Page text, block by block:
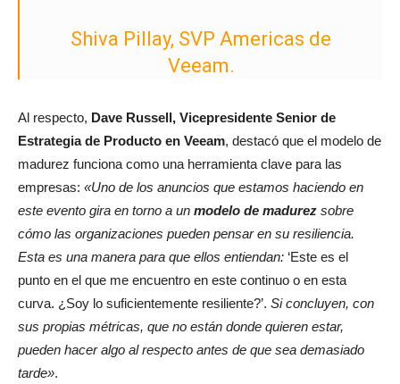
Shiva Pillay, SVP Americas de
Veeam.
Al respecto, Dave Russell, Vicepresidente Senior de
Estrategia de Producto en Veeam, destacó que el modelo de
madurez funciona como una herramienta clave para las
empresas: «Uno de los anuncios que estamos haciendo en
este evento gira en torno a un modelo de madurez sobre
cómo las organizaciones pueden pensar en su resiliencia.
Esta es una manera para que ellos entiendan: ‘Este es el
punto en el que me encuentro en este continuo o en esta
curva. ¿Soy lo suficientemente resiliente?’. Si concluyen, con
sus propias métricas, que no están donde quieren estar,
pueden hacer algo al respecto antes de que sea demasiado
tarde».